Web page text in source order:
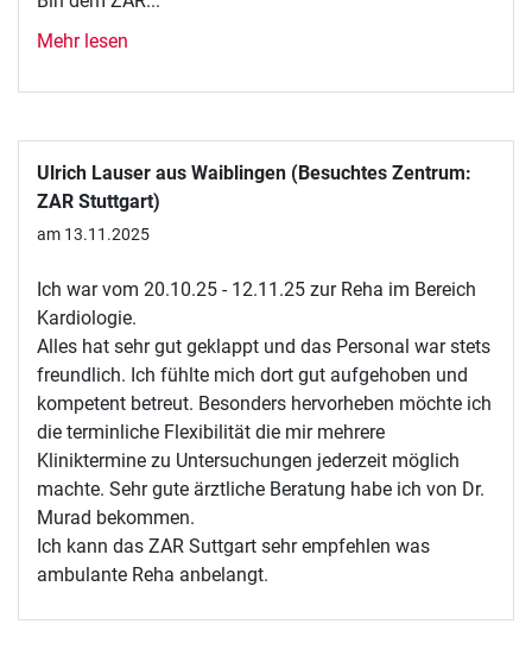
Mehr lesen
Ulrich Lauser aus Waiblingen (Besuchtes Zentrum:
ZAR Stuttgart)
am 13.11.2025
Ich war vom 20.10.25 - 12.11.25 zur Reha im Bereich
Kardiologie.
Alles hat sehr gut geklappt und das Personal war stets
freundlich. Ich fühlte mich dort gut aufgehoben und
kompetent betreut. Besonders hervorheben möchte ich
die terminliche Flexibilität die mir mehrere
Kliniktermine zu Untersuchungen jederzeit möglich
machte. Sehr gute ärztliche Beratung habe ich von Dr.
Murad bekommen.
Ich kann das ZAR Suttgart sehr empfehlen was
ambulante Reha anbelangt.